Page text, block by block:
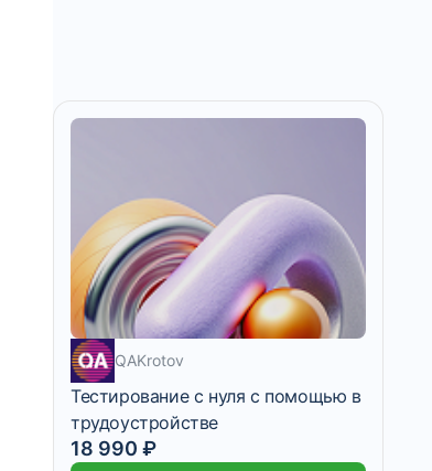
9 500 ₽/мес 2 месяца
QAKrotov
Тестирование с нуля с помощью в
трудоустройстве
18 990 ₽